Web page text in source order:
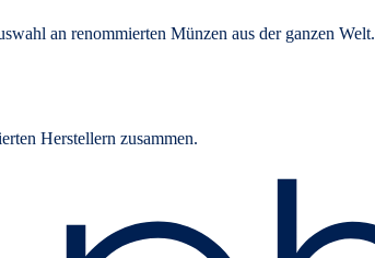
an renommierten Münzen aus der ganzen Welt.
Herstellern zusammen.